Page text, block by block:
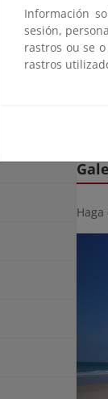
Información
sesión,
rastros ou se
rastros